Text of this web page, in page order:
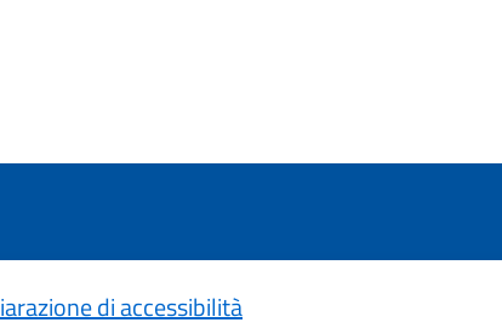
di accessibilità